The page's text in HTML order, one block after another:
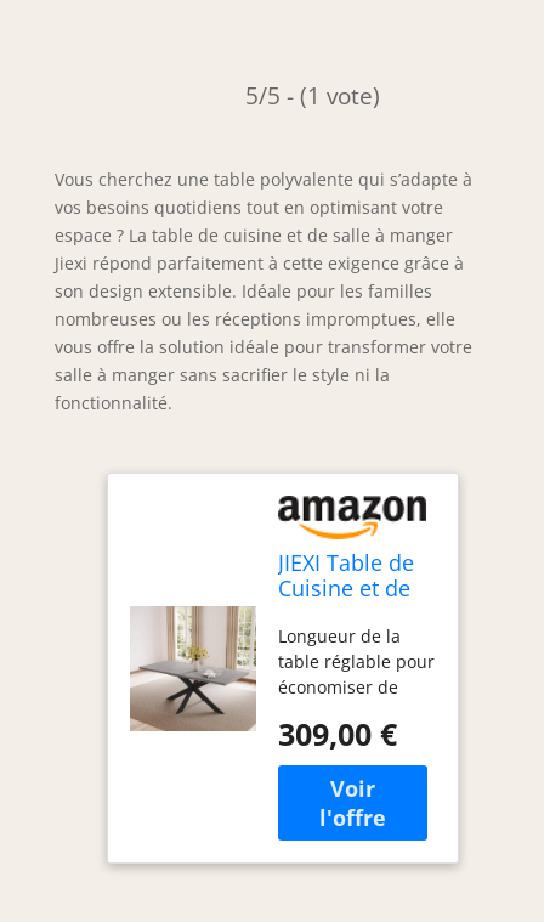
5/5 - (1 vote)
Vous cherchez une table polyvalente qui s’adapte à
vos besoins quotidiens tout en optimisant votre
espace ? La table de cuisine et de salle à manger
Jiexi répond parfaitement à cette exigence grâce à
son design extensible. Idéale pour les familles
nombreuses ou les réceptions impromptues, elle
vous offre la solution idéale pour transformer votre
salle à manger sans sacrifier le style ni la
fonctionnalité.
JIEXI Table de
Cuisine et de
pour 6-8, Table
Extensible Gain
de Place, Cadre
rectangulaire
de Style Ferme
pour la Maison
ou Le Bureau
(Gris Clair)
Longueur de la
table réglable pour
économiser de
manger dispose
d'une base de
pieds en métal
robuste, la table
de cet ensemble a
une longueur
309,00 €